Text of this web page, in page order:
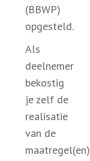
(BBWP)
opgesteld.
Als
deelnemer
bekostig
je zelf de
realisatie
van de